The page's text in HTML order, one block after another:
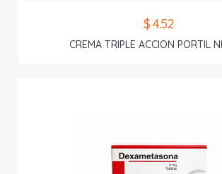
$ 4.52
CREMA TRIPLE ACCION PORTIL